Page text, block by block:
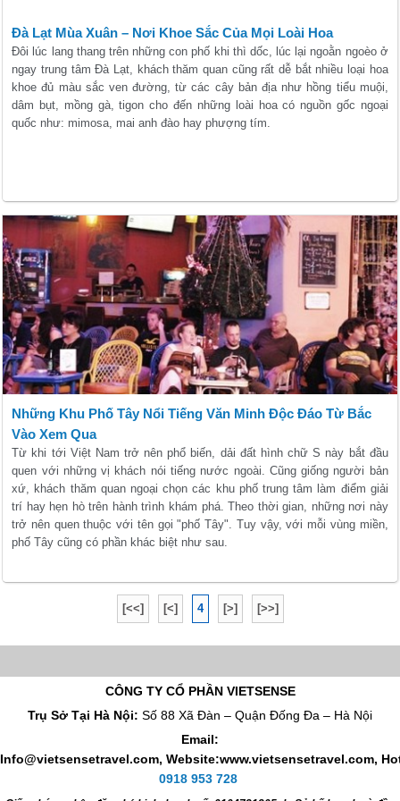
Đà Lạt Mùa Xuân – Nơi Khoe Sắc Của Mọi Loài Hoa
Đôi lúc lang thang trên những con phố khi thì dốc, lúc lại ngoằn ngoèo ở
ngay trung tâm Đà Lạt, khách thăm quan cũng rất dễ bắt nhiều loại hoa
khoe đủ màu sắc ven đường, từ các cây bản địa như hồng tiểu muội,
dâm bụt, mồng gà, tigon cho đến những loài hoa có nguồn gốc ngoại
quốc như: mimosa, mai anh đào hay phượng tím.
Những Khu Phố Tây Nổi Tiếng Văn Minh Độc Đáo Từ Bắc
Vào Xem Qua
Từ khi tới Việt Nam trở nên phổ biến, dải đất hình chữ S này bắt đầu
quen với những vị khách nói tiếng nước ngoài. Cũng giống người bản
xứ, khách thăm quan ngoại chọn các khu phố trung tâm làm điểm giải
trí hay hẹn hò trên hành trình khám phá. Theo thời gian, những nơi này
trở nên quen thuộc với tên gọi "phố Tây". Tuy vậy, với mỗi vùng miền,
phố Tây cũng có phần khác biệt như sau.
[<<] [<] 4 [>] [>>]
CÔNG TY CỔ PHẦN VIETSENSE
Trụ Sở Tại Hà Nội: Số 88 Xã Đàn – Quận Đống Đa – Hà Nội
Email:
Info@vietsensetravel.com, Website:www.vietsensetravel.com,
0918 953 728